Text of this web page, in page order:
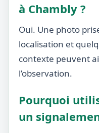
à Chambly ?
Oui. Une photo
localisation et
contexte peuvent
l’observation.
Pourquoi
un